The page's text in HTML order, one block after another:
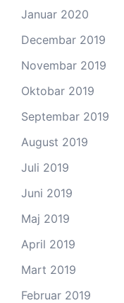
Januar 2020
Decembar 2019
Novembar 2019
Oktobar 2019
Septembar 2019
August 2019
Juli 2019
Juni 2019
Maj 2019
April 2019
Mart 2019
Februar 2019